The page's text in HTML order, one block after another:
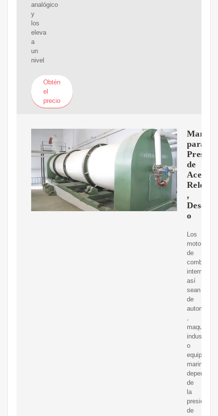
analógico
y
los
eleva
a
un
nivel
Obtén
el
precio
para
Presion
de
Aceite:
,
o
Los
motores
de
interna,
así
sean
de
maquinaria
industrial
o
equipos
marinos,
dependen
de
la
presión
de